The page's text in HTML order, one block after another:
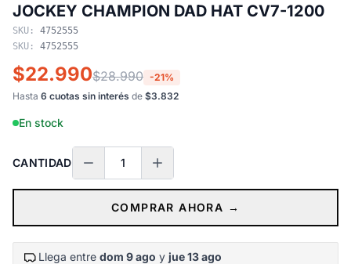
JOCKEY CHAMPION DAD HAT CV7-1200
SKU:
4752555
SKU:
4752555
$22.990$28.990 -21%
Hasta 6 cuotas sin interés de $3.832
En stock
CANTIDAD
COMPRAR AHORA →
Llega entre dom 9 ago y jue 13 ago